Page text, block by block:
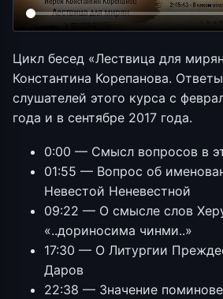
Цикл бесед «Лествица для
Константина Корепанова.
слушателей этого курса с
года и в сентябре 2017 года.
0:00 — Смысл вопросов в
01:55 — Вопрос об
Невестой Неневестной
09:22 — О смысле слов
«..дориносима чинми..»
17:30 — О Литургии
Даров
22:38 — Значение